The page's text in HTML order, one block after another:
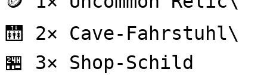
🛗 2× Cave-Fahrstuhl\
🏪 3× Shop-Schild